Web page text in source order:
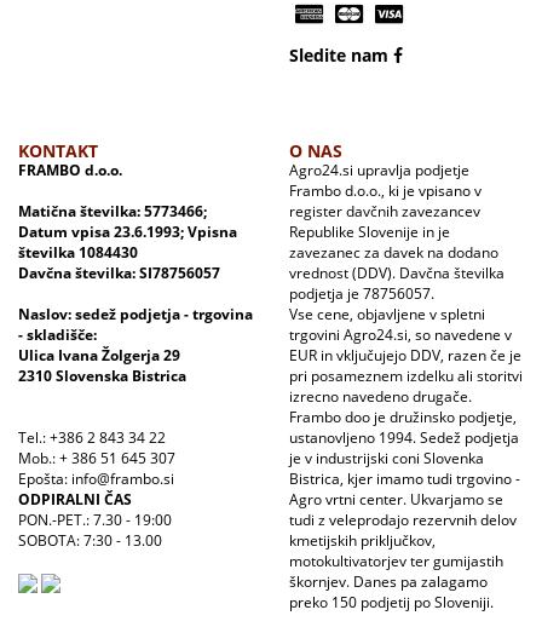
Sledite nam
KONTAKT
FRAMBO d.o.o.
Matična številka: 5773466;
Datum vpisa 23.6.1993; Vpisna
številka 1084430
Davčna številka: SI78756057
Naslov: sedež podjetja - trgovina
- skladišče:
Ulica Ivana Žolgerja 29
2310 Slovenska Bistrica
Tel.: +386 2 843 34 22
Mob.: + 386 51 645 307
Epošta: info@frambo.si
ODPIRALNI ČAS
PON.-PET.: 7.30 - 19:00
SOBOTA: 7:30 - 13.00
O NAS
Agro24.si upravlja podjetje
Frambo d.o.o., ki je vpisano v
register davčnih zavezancev
Republike Slovenije in je
zavezanec za davek na dodano
vrednost (DDV). Davčna številka
podjetja je 78756057.
Vse cene, objavljene v spletni
trgovini Agro24.si, so navedene v
EUR in vključujejo DDV, razen če je
pri posameznem izdelku ali storitvi
izrecno navedeno drugače.
Frambo doo je družinsko podjetje,
ustanovljeno 1994. Sedež podjetja
je v industrijski coni Slovenka
Bistrica, kjer imamo tudi trgovino -
Agro vrtni center. Ukvarjamo se
tudi z veleprodajo rezervnih delov
kmetijskih priključkov,
motokultivatorjev ter gumijastih
škornjev. Danes pa zalagamo
preko 150 podjetij po Sloveniji.